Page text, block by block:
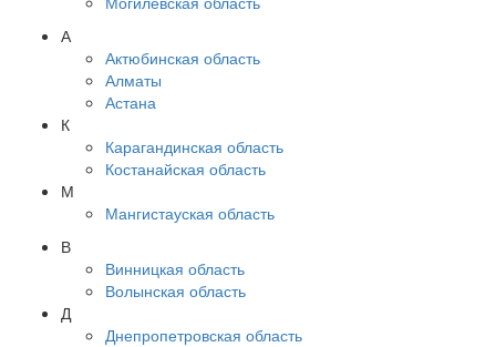
А
Актюбинская область
Алматы
Астана
К
Карагандинская область
Костанайская область
М
Мангистауская область
В
Винницкая область
Волынская область
Д
Днепропетровская область